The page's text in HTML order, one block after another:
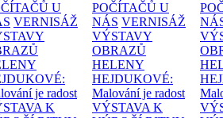
U
VERNISÁŽ
je radost
K
POČÍTAČŮ U
NÁS VERNISÁŽ
VÝSTAVY
OBRAZŮ
HELENY
HEJDUKOVÉ:
Malování je radost
VÝSTAVA K